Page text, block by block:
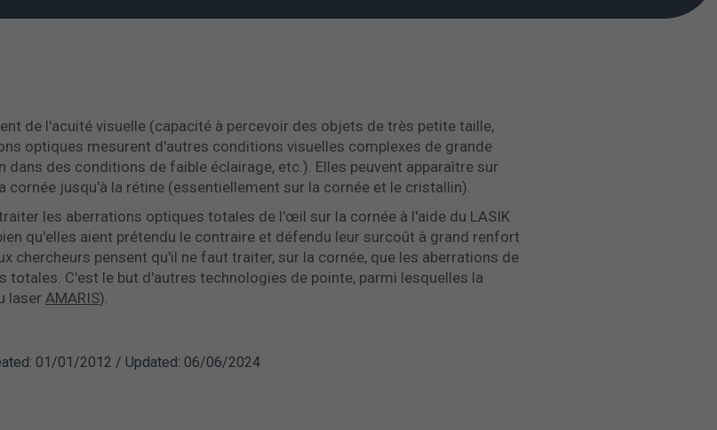
de l'acuité visuelle (capacité à percevoir des objets de très petite taille,
optiques mesurent d'autres conditions visuelles complexes de grande
des conditions de faible éclairage, etc.). Elles peuvent apparaître sur
cornée jusqu'à la rétine (essentiellement sur la cornée et le cristallin).
les aberrations optiques totales de l'œil sur la cornée à l'aide du LASIK
qu'elles aient prétendu le contraire et défendu leur surcoût à grand renfort
chercheurs pensent qu'il ne faut traiter, sur la cornée, que les aberrations de
totales. C'est le but d'autres technologies de pointe, parmi lesquelles la
laser AMARIS).
01/01/2012 / Updated: 06/06/2024